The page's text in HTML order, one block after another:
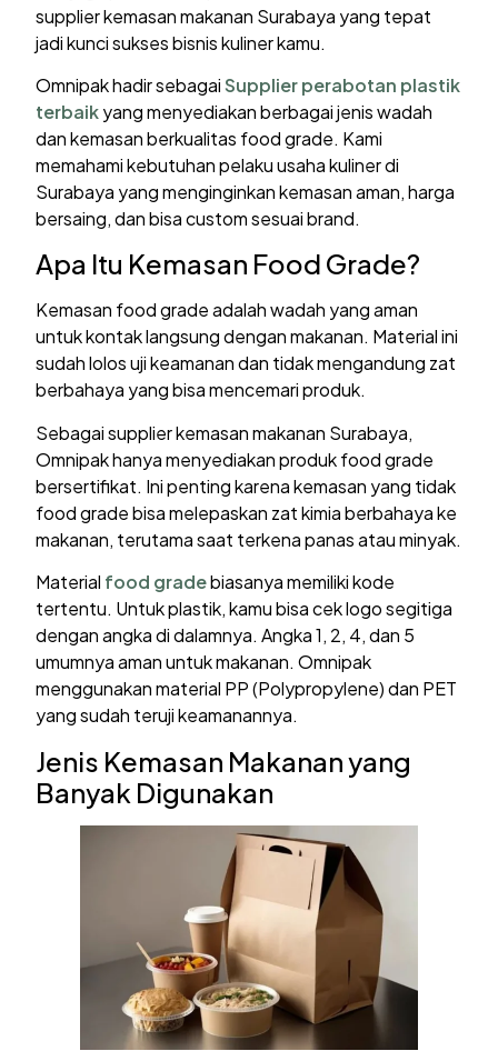
supplier kemasan makanan Surabaya yang tepat
jadi kunci sukses bisnis kuliner kamu.
Omnipak hadir sebagaiSupplier perabotan plastik
terbaikyang menyediakan berbagai jenis wadah
dan kemasan berkualitas food grade. Kami
memahami kebutuhan pelaku usaha kuliner di
Surabaya yang menginginkan kemasan aman, harga
bersaing, dan bisa custom sesuai brand.
Apa Itu Kemasan Food Grade?
Kemasan food grade adalah wadah yang aman
untuk kontak langsung dengan makanan. Material ini
sudah lolos uji keamanan dan tidak mengandung zat
berbahaya yang bisa mencemari produk.
Sebagai supplier kemasan makanan Surabaya,
Omnipak hanya menyediakan produk food grade
bersertifikat. Ini penting karena kemasan yang tidak
food grade bisa melepaskan zat kimia berbahaya ke
makanan, terutama saat terkena panas atau minyak.
Material food gradebiasanya memiliki kode
tertentu. Untuk plastik, kamu bisa cek logo segitiga
dengan angka di dalamnya. Angka 1, 2, 4, dan 5
umumnya aman untuk makanan. Omnipak
menggunakan material PP (Polypropylene) dan PET
yang sudah teruji keamanannya.
Jenis Kemasan Makanan yang
Banyak Digunakan